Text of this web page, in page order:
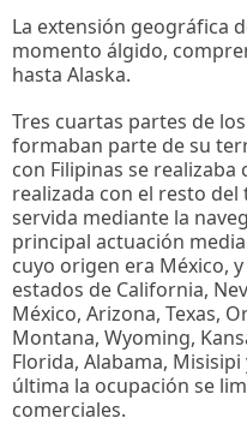
La extensión geográfica
momento álgido,
hasta Alaska.
Tres cuartas partes de
formaban parte de su
con Filipinas se realizaba
realizada con el resto
servida mediante la
principal actuación
cuyo origen era México,
estados de California,
México, Arizona, Texas,
Montana, Wyoming,
Florida, Alabama,
última la ocupación se
comerciales.